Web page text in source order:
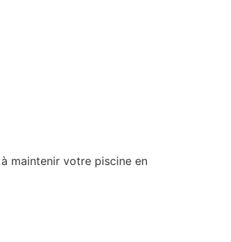
maintenir votre piscine en